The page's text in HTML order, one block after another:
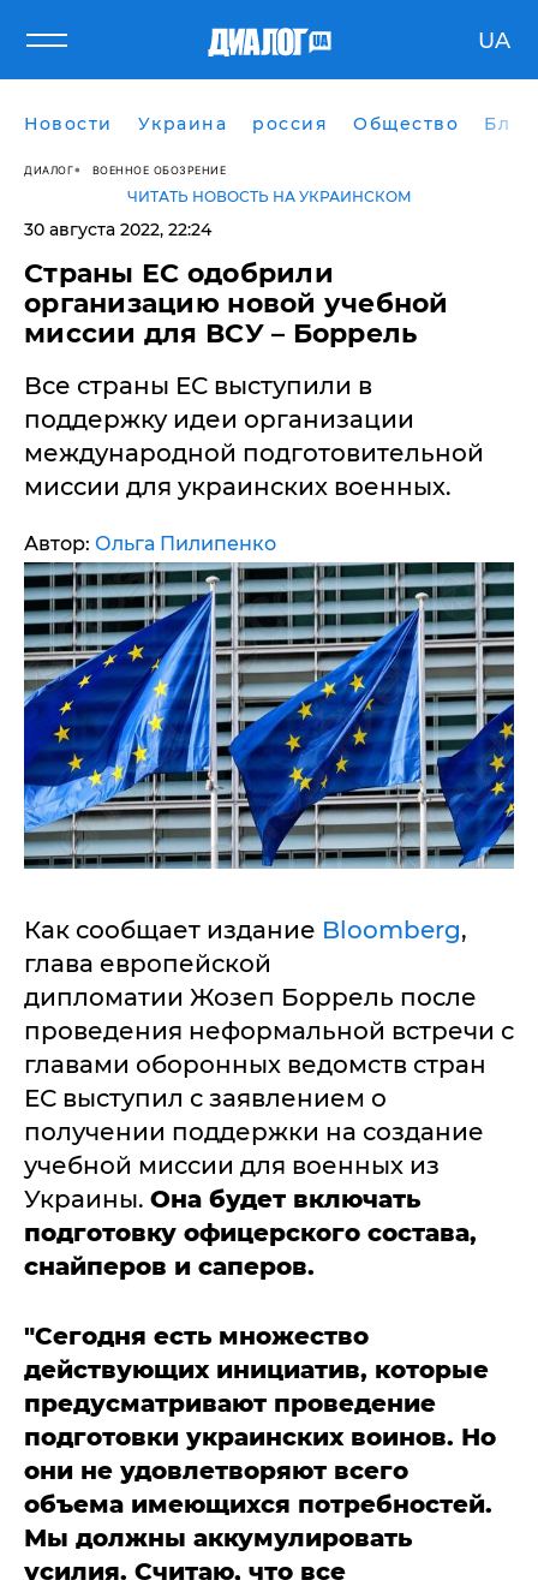
UA
Новости Украина россия Общество
ДИАЛОГ ВОЕННОЕ ОБОЗРЕНИЕ
ЧИТАТЬ НОВОСТЬ НА УКРАИНСКОМ
30 августа 2022, 22:24
Страны ЕС одобрили
организацию новой учебной
миссии для ВСУ – Боррель
Все страны ЕС выступили в
поддержку идеи организации
международной подготовительной
миссии для украинских военных.
Автор: Ольга Пилипенко
Как сообщает издание Bloomberg,
глава европейской
дипломатии Жозеп Боррель после
проведения неформальной встречи с
главами оборонных ведомств стран
ЕС выступил с заявлением о
получении поддержки на создание
учебной миссии для военных из
Украины. Она будет включать
подготовку офицерского состава,
снайперов и саперов.
"Сегодня есть множество
действующих инициатив, которые
предусматривают проведение
подготовки украинских воинов. Но
они не удовлетворяют всего
объема имеющихся потребностей.
Мы должны аккумулировать
усилия. Считаю, что все